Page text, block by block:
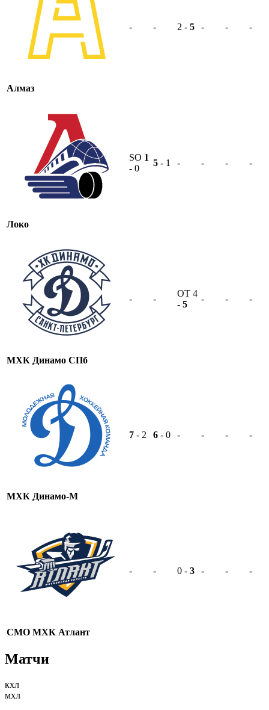
Алмаз
- - 2 - 5 - - -
Локо
SO 1
- 0
5 - 1 - - - -
МХК Динамо СПб
- -
OT 4
- 5
- - -
МХК Динамо-М
7 - 2 6 - 0 - - - -
СМО МХК Атлант
- - 0 - 3 - - -
Матчи
кхл
мхл